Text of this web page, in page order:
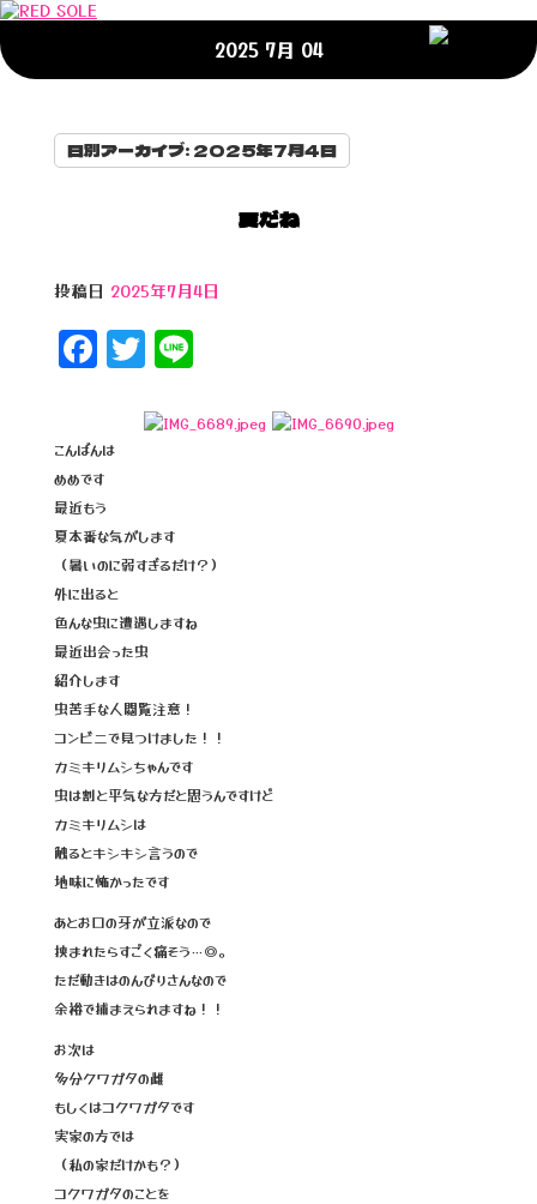
2025 7月 04
日別アーカイブ: 2025年7月4日
夏だね
投稿日 2025年7月4日
F
a
e
b
o
o
k
T
wi
tt
Li
e
こんばんは
めめです
最近もう
夏本番な気がします
（暑いのに弱すぎるだけ？）
外に出ると
色んな虫に遭遇しますね
最近出会った虫
紹介します
虫苦手な人閲覧注意！
コンビニで見つけました！！
カミキリムシちゃんです
虫は割と平気な方だと思うんですけど
カミキリムシは
触るとキシキシ言うので
地味に怖かったです
あとお口の牙が立派なので
挟まれたらすごく痛そう…◎。
ただ動きはのんびりさんなので
余裕で捕まえられますね！！
お次は
多分クワガタの雌
もしくはコクワガタです
実家の方では
（私の家だけかも？）
コクワガタのことを